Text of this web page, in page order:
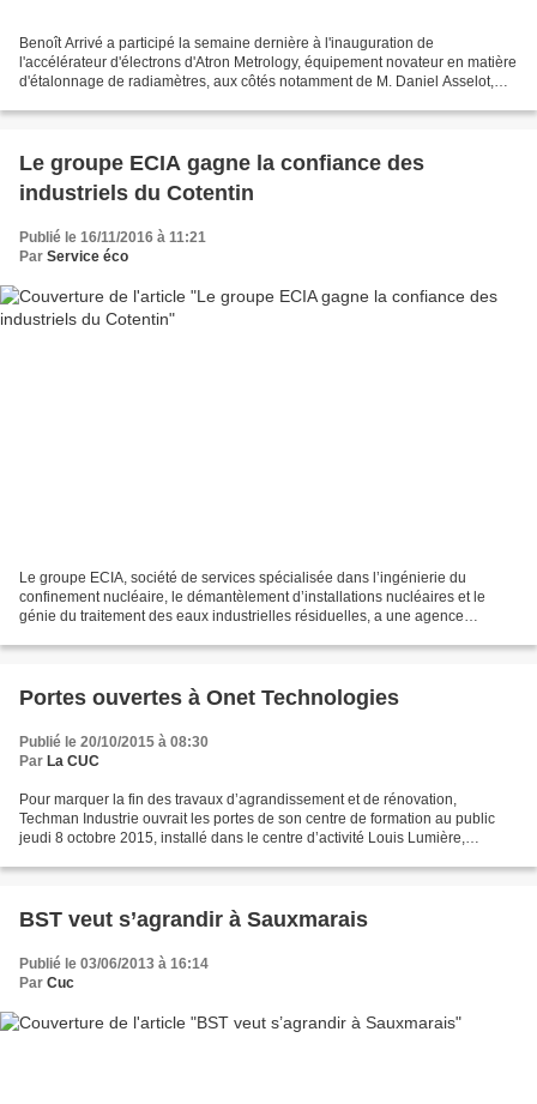
Benoît Arrivé a participé la semaine dernière à l'inauguration de
l'accélérateur d'électrons d'Atron Metrology, équipement novateur en matière
d'étalonnage de radiamètres, aux côtés notamment de M. Daniel Asselot,
Le groupe ECIA gagne la confiance des
industriels du Cotentin
Publié le 16/11/2016 à 11:21
Par Service éco
Le groupe ECIA, société de services spécialisée dans l’ingénierie du
confinement nucléaire, le démantèlement d’installations nucléaires et le
génie du traitement des eaux industrielles résiduelles, a une agence
Portes ouvertes à Onet Technologies
Publié le 20/10/2015 à 08:30
Par La CUC
Pour marquer la fin des travaux d’agrandissement et de rénovation,
Techman Industrie ouvrait les portes de son centre de formation au public
jeudi 8 octobre 2015, installé dans le centre d’activité Louis Lumière,
BST veut s’agrandir à Sauxmarais
Publié le 03/06/2013 à 16:14
Par Cuc